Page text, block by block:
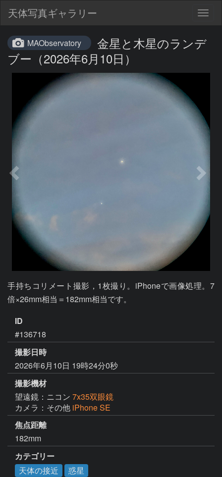
天体写真ギャラリー
MAObservatory
金星と木星のランデ
ブー（2026年6月10日）
手持ちコリメート撮影，1枚撮り。iPhoneで画像処理。7
倍×26mm相当＝182mm相当です。
ID
#136718
撮影日時
2026年6月10日 19時24分0秒
撮影機材
望遠鏡：ニコン 7x35双眼鏡
カメラ：その他 iPhone SE
焦点距離
182mm
カテゴリー
天体の接近
惑星